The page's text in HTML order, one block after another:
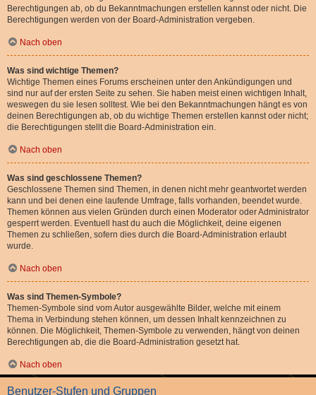
Berechtigungen ab, ob du Bekanntmachungen erstellen kannst oder nicht. Die
Berechtigungen werden von der Board-Administration vergeben.
Nach oben
Was sind wichtige Themen?
Wichtige Themen eines Forums erscheinen unter den Ankündigungen und
sind nur auf der ersten Seite zu sehen. Sie haben meist einen wichtigen Inhalt,
weswegen du sie lesen solltest. Wie bei den Bekanntmachungen hängt es von
deinen Berechtigungen ab, ob du wichtige Themen erstellen kannst oder nicht;
die Berechtigungen stellt die Board-Administration ein.
Nach oben
Was sind geschlossene Themen?
Geschlossene Themen sind Themen, in denen nicht mehr geantwortet werden
kann und bei denen eine laufende Umfrage, falls vorhanden, beendet wurde.
Themen können aus vielen Gründen durch einen Moderator oder Administrator
gesperrt werden. Eventuell hast du auch die Möglichkeit, deine eigenen
Themen zu schließen, sofern dies durch die Board-Administration erlaubt
wurde.
Nach oben
Was sind Themen-Symbole?
Themen-Symbole sind vom Autor ausgewählte Bilder, welche mit einem
Thema in Verbindung stehen können, um dessen Inhalt kennzeichnen zu
können. Die Möglichkeit, Themen-Symbole zu verwenden, hängt von deinen
Berechtigungen ab, die die Board-Administration gesetzt hat.
Nach oben
Benutzer-Stufen und Gruppen